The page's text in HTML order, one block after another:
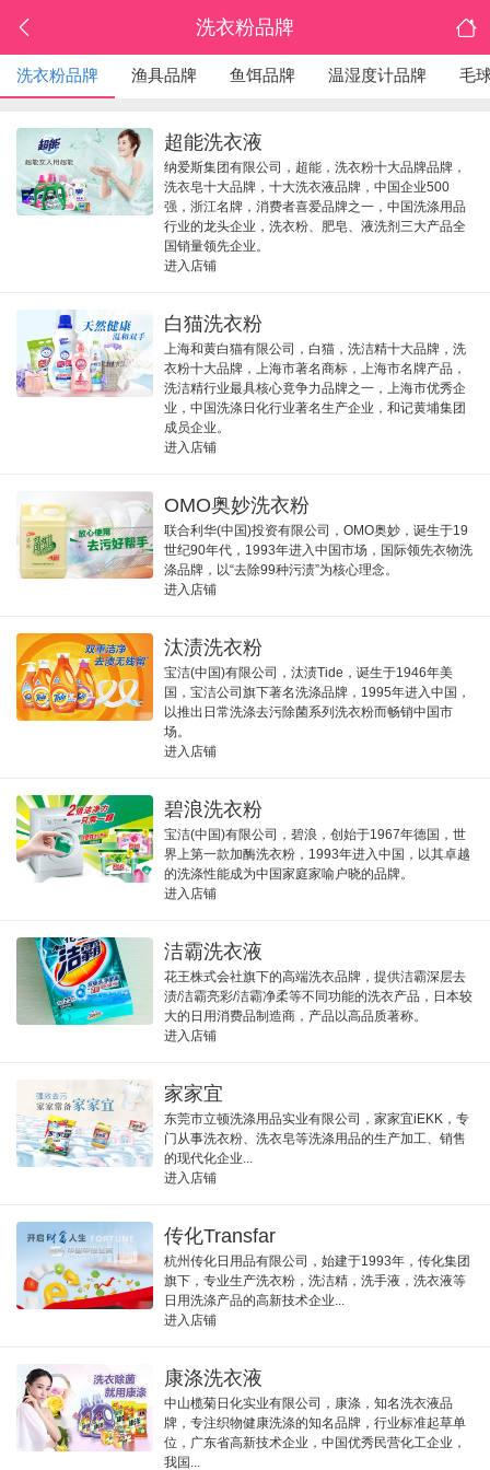
洗衣粉品牌
洗衣粉品牌 渔具品牌 鱼饵品牌 温湿度计品牌 毛
超能洗衣液
纳爱斯集团有限公司，超能，洗衣粉十大品牌品牌，
洗衣皂十大品牌，十大洗衣液品牌，中国企业500
强，浙江名牌，消费者喜爱品牌之一，中国洗涤用品
行业的龙头企业，洗衣粉、肥皂、液洗剂三大产品全
国销量领先企业。
进入店铺
白猫洗衣粉
上海和黄白猫有限公司，白猫，洗洁精十大品牌，洗
衣粉十大品牌，上海市著名商标，上海市名牌产品，
洗洁精行业最具核心竟争力品牌之一，上海市优秀企
业，中国洗涤日化行业著名生产企业，和记黄埔集团
成员企业。
进入店铺
OMO奥妙洗衣粉
联合利华(中国)投资有限公司，OMO奥妙，诞生于19
世纪90年代，1993年进入中国市场，国际领先衣物洗
涤品牌，以“去除99种污渍”为核心理念。
进入店铺
汰渍洗衣粉
宝洁(中国)有限公司，汰渍Tide，诞生于1946年美
国，宝洁公司旗下著名洗涤品牌，1995年进入中国，
以推出日常洗涤去污除菌系列洗衣粉而畅销中国市
场。
进入店铺
碧浪洗衣粉
宝洁(中国)有限公司，碧浪，创始于1967年德国，世
界上第一款加酶洗衣粉，1993年进入中国，以其卓越
的洗涤性能成为中国家庭家喻户晓的品牌。
进入店铺
洁霸洗衣液
花王株式会社旗下的高端洗衣品牌，提供洁霸深层去
渍/洁霸亮彩/洁霸净柔等不同功能的洗衣产品，日本较
大的日用消费品制造商，产品以高品质著称。
进入店铺
家家宜
东莞市立顿洗涤用品实业有限公司，家家宜iEKK，专
门从事洗衣粉、洗衣皂等洗涤用品的生产加工、销售
的现代化企业...
进入店铺
传化Transfar
杭州传化日用品有限公司，始建于1993年，传化集团
旗下，专业生产洗衣粉，洗洁精，洗手液，洗衣液等
日用洗涤产品的高新技术企业...
进入店铺
康涤洗衣液
中山榄菊日化实业有限公司，康涤，知名洗衣液品
牌，专注织物健康洗涤的知名品牌，行业标准起草单
位，广东省高新技术企业，中国优秀民营化工企业，
我国...